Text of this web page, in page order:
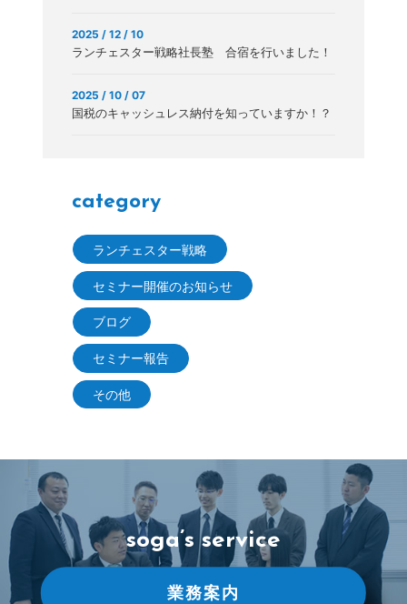
2025 / 12 / 10
ランチェスター戦略社長塾 合宿を行いました！
2025 / 10 / 07
国税のキャッシュレス納付を知っていますか！？
category
ランチェスター戦略
セミナー開催のお知らせ
ブログ
セミナー報告
その他
soga’s service
業務案内